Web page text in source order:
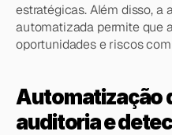
estratégicas. Além disso, a
automatizada permite que
oportunidades e riscos
Automatização
auditoria e